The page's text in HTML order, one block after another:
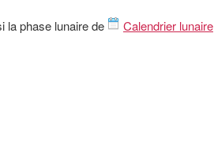
la phase lunaire de
Calendrier lunaire